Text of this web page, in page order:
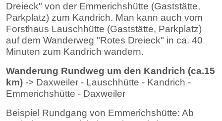
Dreieck" von der Emmerichshütte (Gaststätte,
Parkplatz) zum Kandrich. Man kann auch vom
Forsthaus Lauschhütte (Gaststätte, Parkplatz)
auf dem Wanderweg "Rotes Dreieck" in ca. 40
Minuten zum Kandrich wandern.
Wanderung Rundweg um den Kandrich (ca.15
km) -> Daxweiler - Lauschhütte - Kandrich -
Emmerichshütte - Daxweiler
Beispiel Rundgang von Emmerichshütte: Ab